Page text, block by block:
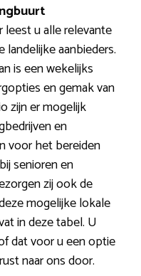
leest u alle relevante
aanbieders.
is een wekelijks
en gemak van
zijn er mogelijk
en
voor het bereiden
senioren en
zij ook de
mogelijke lokale
in deze tabel. U
dat voor u een optie
naar ons door.